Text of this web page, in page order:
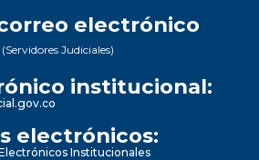
electrónico
(Servidores Judiciales)
institucional:
electrónicos:
Institucionales